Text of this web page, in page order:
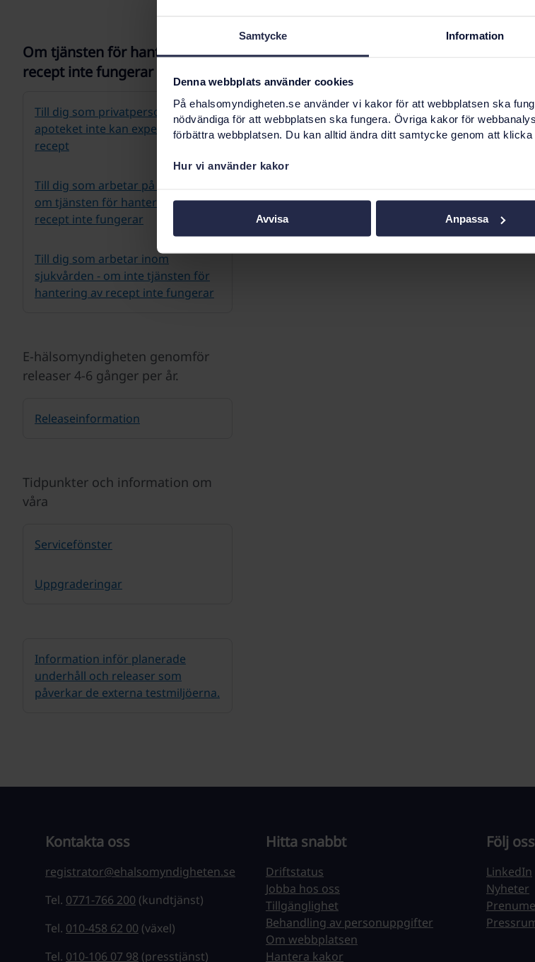
Samtycke Information
Denna webbplats använder cookies
På ehalsomyndigheten.se använder vi kakor för att webbplatsen ska
nödvändiga för att webbplatsen ska fungera. Övriga kakor för
förbättra webbplatsen. Du kan alltid ändra ditt samtycke genom att
Hur vi använder kakor
Avvisa Anpassa
Om tjänsten för hantering av
recept inte fungerar
Till dig som privatperson - Om
apoteket inte kan expediera ditt
recept
Till dig som arbetar på apotek -
om tjänsten för hantering av
recept inte fungerar
Till dig som arbetar inom
sjukvården - om inte tjänsten för
hantering av recept inte fungerar
E-hälsomyndigheten genomför
releaser 4-6 gånger per år.
Releaseinformation
Tidpunkter och information om
våra
Servicefönster
Uppgraderingar
Information inför planerade
underhåll och releaser som
påverkar de externa testmiljöerna.
Kontakta oss
registrator@ehalsomyndigheten.se
Tel. 0771-766 200 (kundtjänst)
Tel. 010-458 62 00 (växel)
Tel. 010-106 07 98 (presstjänst)
Hitta snabbt
Driftstatus
Jobba hos oss
Tillgänglighet
Behandling av personuppgifter
Om webbplatsen
Hantera kakor
Följ oss
LinkedIn
Nyheter